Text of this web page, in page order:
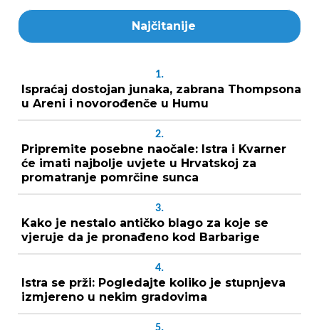
Najčitanije
1.
Ispraćaj dostojan junaka, zabrana Thompsona
u Areni i novorođenče u Humu
2.
Pripremite posebne naočale: Istra i Kvarner
će imati najbolje uvjete u Hrvatskoj za
promatranje pomrčine sunca
3.
Kako je nestalo antičko blago za koje se
vjeruje da je pronađeno kod Barbarige
4.
Istra se prži: Pogledajte koliko je stupnjeva
izmjereno u nekim gradovima